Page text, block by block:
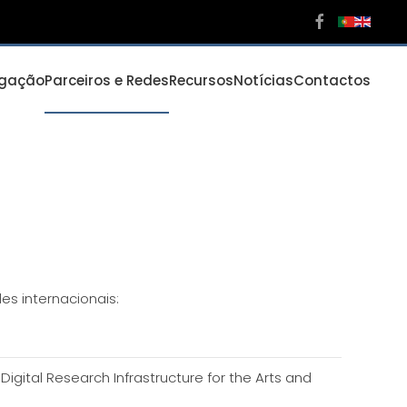
Parceiros e RedesRecursosNotíciasContactos
internacionais:
Research Infrastructure for the Arts and